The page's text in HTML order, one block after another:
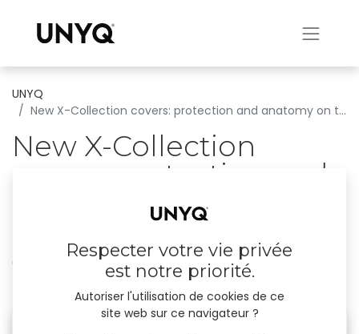
UNYQ
New X-Collection covers: protection and anatomy on the go
New X-Collection
covers: protection and
anatomy on the go
X-Collection: A ready made cover, classic,
elegant and contemporary.
21 décembre 2023 parUNYQ
Respecter votre vie privée
est notre priorité.
Autoriser l'utilisation de cookies de ce
site web sur ce navigateur ?